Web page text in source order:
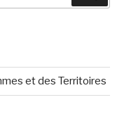
et des Territoires